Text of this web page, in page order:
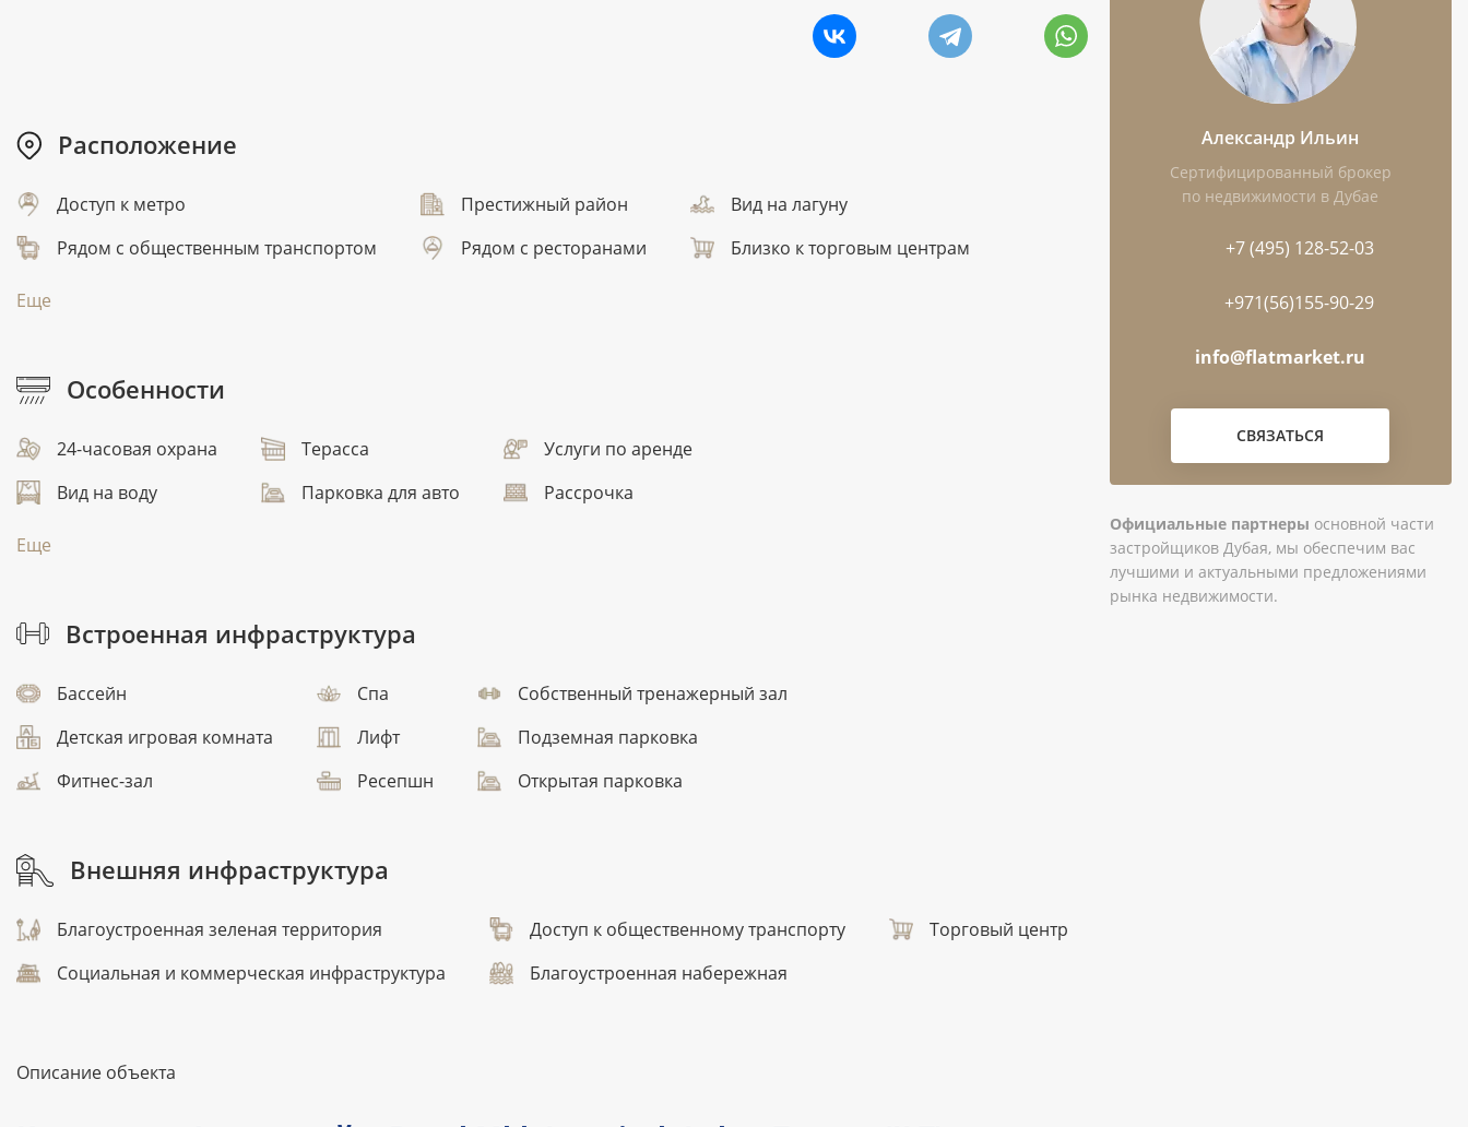
Расположение
Доступ к метро Престижный район
Вид на лагуну
Рядом с общественным транспортом
Рядом с ресторанами Близко к торговым центрам
Еще
Особенности
24-часовая охрана Терасса
Услуги по аренде
Вид на воду
Парковка для авто Рассрочка
Еще
Встроенная инфраструктура
Бассейн Спа
Собственный тренажерный зал
Детская игровая комната
Лифт
Подземная парковка
Фитнес-зал
Ресепшн Открытая парковка
Внешняя инфраструктура
Благоустроенная зеленая территория Доступ к общественному транспорту
Торговый центр
Социальная и коммерческая инфраструктура
Благоустроенная набережная
Описание объекта
Александр Ильин
Сертифицированный брокер
по недвижимости в Дубае
+7 (495) 128-52-03
+971(56)155-90-29
info@flatmarket.ru
СВЯЗАТЬСЯ
Официальные партнеры основной части
застройщиков Дубая, мы обеспечим вас
лучшими и актуальными предложениями
рынка недвижимости.